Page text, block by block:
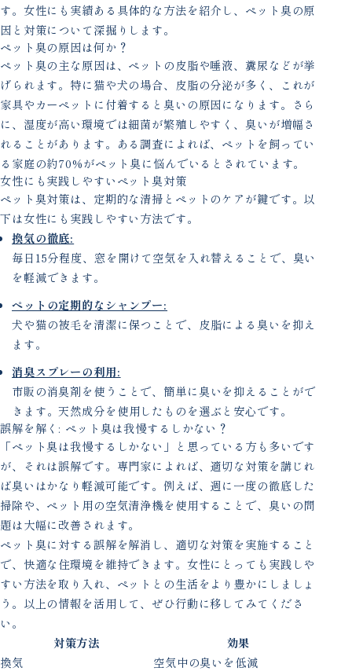
す。女性にも実績ある具体的な方法を紹介し、ペット臭の原
因と対策について深掘りします。
ペット臭の原因は何か？
ペット臭の主な原因は、ペットの皮脂や唾液、糞尿などが挙
げられます。特に猫や犬の場合、皮脂の分泌が多く、これが
家具やカーペットに付着すると臭いの原因になります。さら
に、湿度が高い環境では細菌が繁殖しやすく、臭いが増幅さ
れることがあります。ある調査によれば、ペットを飼ってい
る家庭の約70%がペット臭に悩んでいるとされています。
女性にも実践しやすいペット臭対策
ペット臭対策は、定期的な清掃とペットのケアが鍵です。以
下は女性にも実践しやすい方法です。
換気の徹底:
毎日15分程度、窓を開けて空気を入れ替えることで、臭い
を軽減できます。
ペットの定期的なシャンプー:
犬や猫の被毛を清潔に保つことで、皮脂による臭いを抑え
ます。
消臭スプレーの利用:
市販の消臭剤を使うことで、簡単に臭いを抑えることがで
きます。天然成分を使用したものを選ぶと安心です。
誤解を解く: ペット臭は我慢するしかない？
「ペット臭は我慢するしかない」と思っている方も多いです
が、それは誤解です。専門家によれば、適切な対策を講じれ
ば臭いはかなり軽減可能です。例えば、週に一度の徹底した
掃除や、ペット用の空気清浄機を使用することで、臭いの問
題は大幅に改善されます。
ペット臭に対する誤解を解消し、適切な対策を実施すること
で、快適な住環境を維持できます。女性にとっても実践しや
すい方法を取り入れ、ペットとの生活をより豊かにしましょ
う。以上の情報を活用して、ぜひ行動に移してみてくださ
い。
対策方法
効果
換気
空気中の臭いを低減